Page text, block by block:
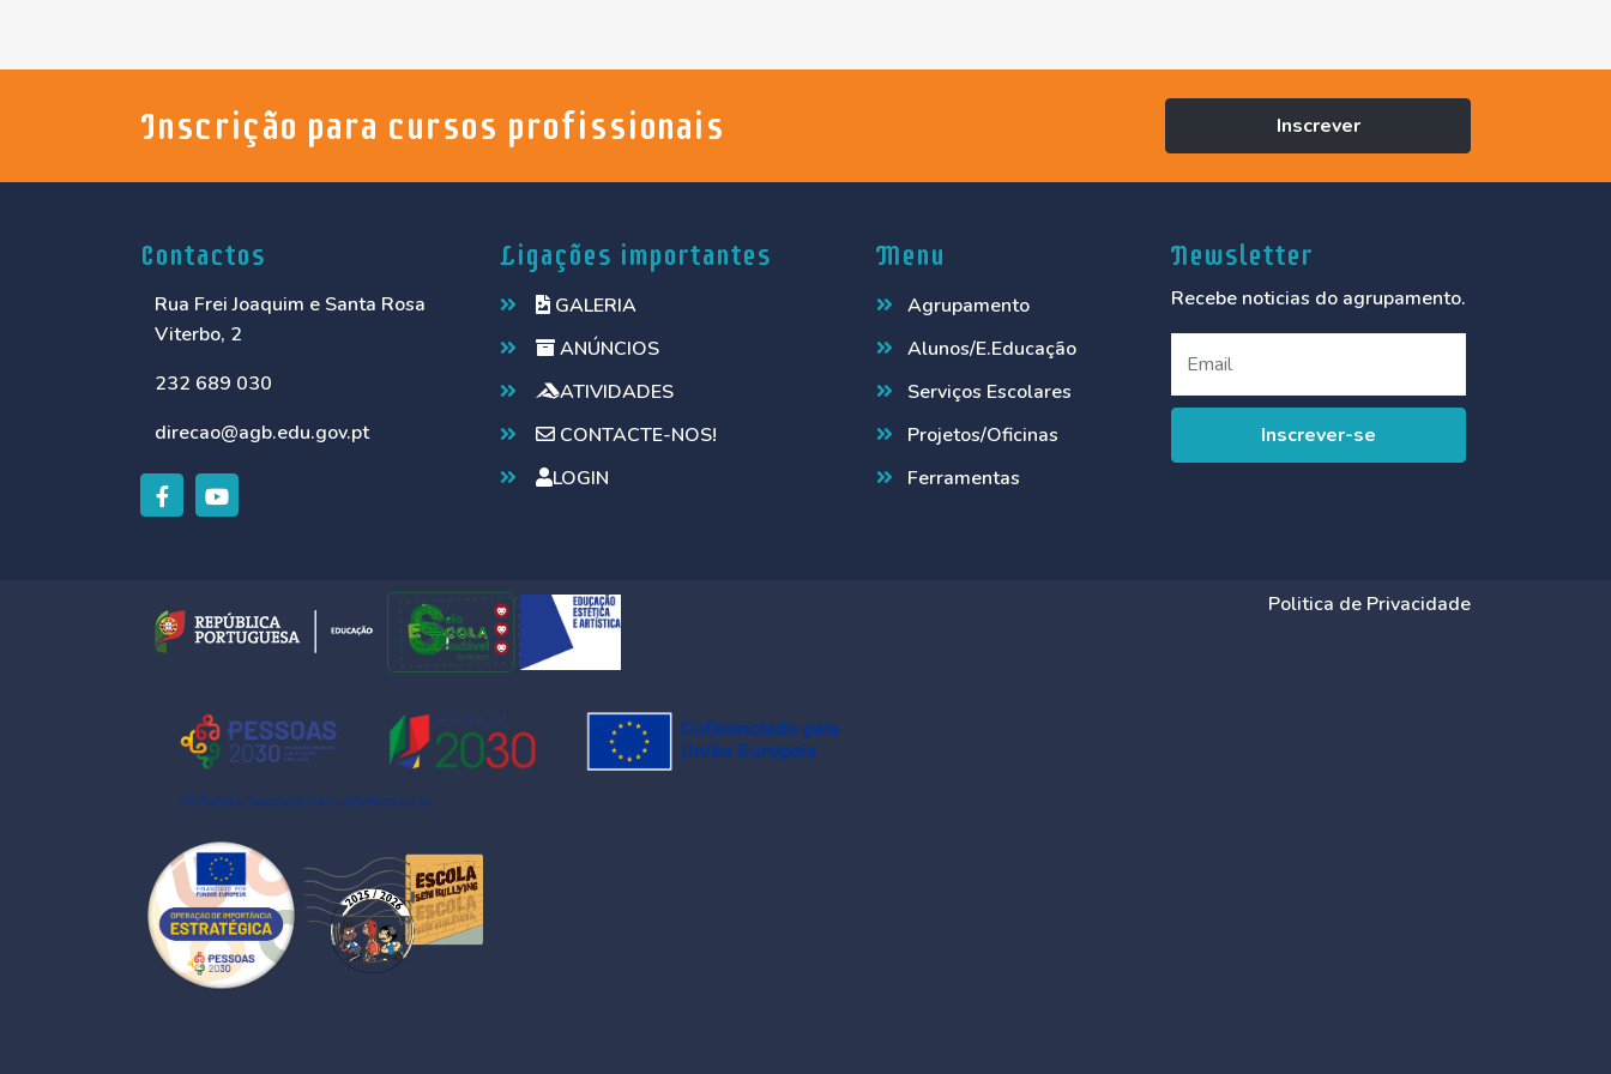
Inscrição para cursos profissionais Inscrever
Contactos
Rua Frei Joaquim e Santa Rosa
Viterbo, 2
232 689 030
direcao@agb.edu.gov.pt
Ligações importantes
GALERIA
ANÚNCIOS
ATIVIDADES
CONTACTE-NOS!
LOGIN
Menu
Agrupamento
Alunos/E.Educação
Serviços Escolares
Projetos/Oficinas
Ferramentas
Newsletter
Recebe noticias do agrupamento.
Politica de Privacidade